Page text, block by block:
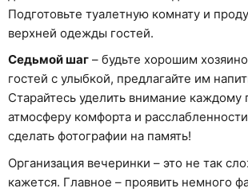
Подготовьте туалетную комнату и
верхней одежды гостей.
Седьмой шаг – будьте хорошим
гостей с улыбкой, предлагайте им
Старайтесь уделить внимание каждому
атмосферу комфорта и
сделать фотографии на память!
Организация вечеринки – это не так
кажется. Главное – проявить немного